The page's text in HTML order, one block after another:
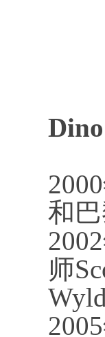
和
师